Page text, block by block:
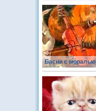
Басни с моралью